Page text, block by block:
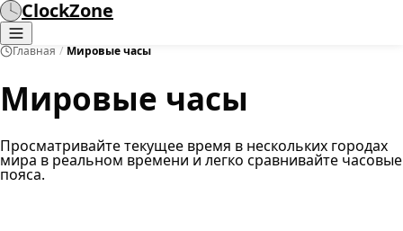
ClockZone
Главная / Мировые часы
Мировые часы
Просматривайте текущее время в нескольких городах
мира в реальном времени и легко сравнивайте часовые
пояса.